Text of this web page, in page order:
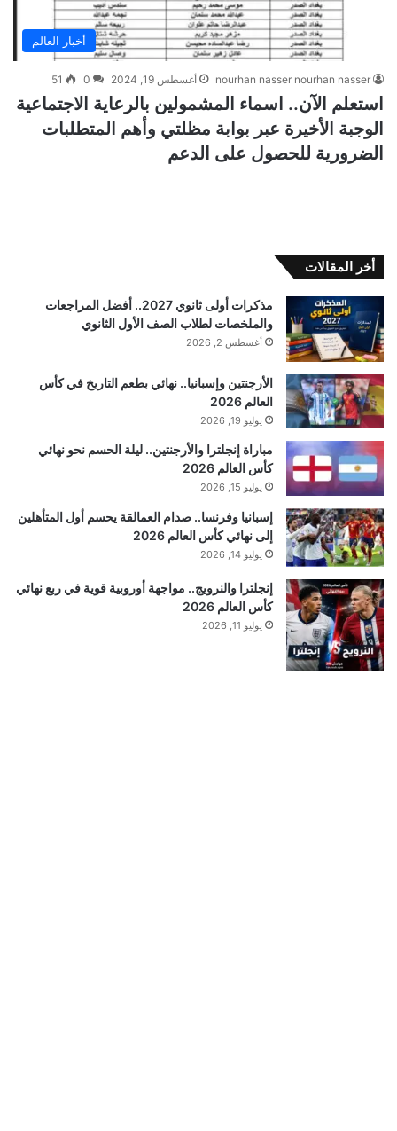
أخبار العالم
nourhan nasser nourhan nasser أغسطس 19, 2024 0
51
استعلم الآن.. اسماء المشمولين بالرعاية الاجتماعية
الوجبة الأخيرة عبر بوابة مظلتي وأهم المتطلبات
الضرورية للحصول على الدعم
أخر المقالات
مذكرات أولى ثانوي 2027.. أفضل المراجعات
والملخصات لطلاب الصف الأول الثانوي
أغسطس 2, 2026
الأرجنتين وإسبانيا.. نهائي بطعم التاريخ في كأس
العالم 2026
يوليو 19, 2026
مباراة إنجلترا والأرجنتين.. ليلة الحسم نحو نهائي
كأس العالم 2026
يوليو 15, 2026
إسبانيا وفرنسا.. صدام العمالقة يحسم أول المتأهلين
إلى نهائي كأس العالم 2026
يوليو 14, 2026
إنجلترا والنرويج.. مواجهة أوروبية قوية في ربع نهائي
كأس العالم 2026
يوليو 11, 2026